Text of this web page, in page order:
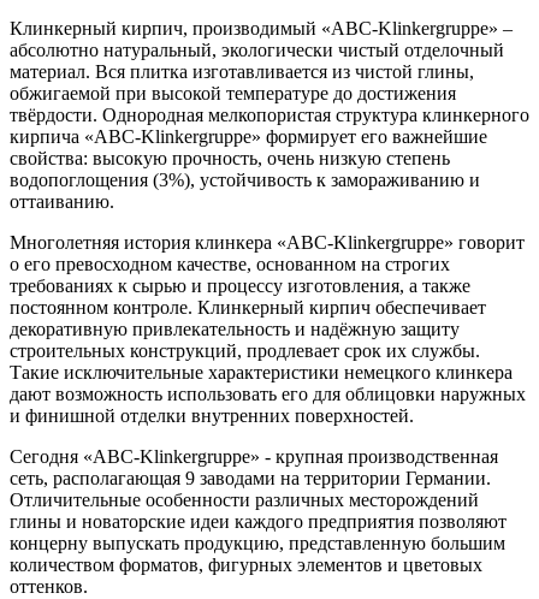
Клинкерный кирпич, производимый «ABC-Klinkergruppe» –
абсолютно натуральный, экологически чистый отделочный
материал. Вся плитка изготавливается из чистой глины,
обжигаемой при высокой температуре до достижения
твёрдости. Однородная мелкопористая структура клинкерного
кирпича «ABC-Klinkergruppe» формирует его важнейшие
свойства: высокую прочность, очень низкую степень
водопоглощения (3%), устойчивость к замораживанию и
оттаиванию.
Многолетняя история клинкера «ABC-Klinkergruppe» говорит
о его превосходном качестве, основанном на строгих
требованиях к сырью и процессу изготовления, а также
постоянном контроле. Клинкерный кирпич обеспечивает
декоративную привлекательность и надёжную защиту
строительных конструкций, продлевает срок их службы.
Такие исключительные характеристики немецкого клинкера
дают возможность использовать его для облицовки наружных
и финишной отделки внутренних поверхностей.
Сегодня «ABC-Klinkergruppe» - крупная производственная
сеть, располагающая 9 заводами на территории Германии.
Отличительные особенности различных месторождений
глины и новаторские идеи каждого предприятия позволяют
концерну выпускать продукцию, представленную большим
количеством форматов, фигурных элементов и цветовых
оттенков.